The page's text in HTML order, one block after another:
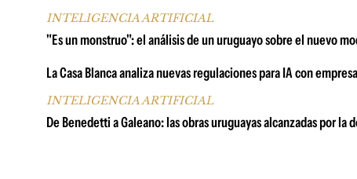
INTELIGENCIA ARTIFICIAL
"Es un monstruo": el análisis de un uruguayo sobre el nuevo
La Casa Blanca analiza nuevas regulaciones para IA con
INTELIGENCIA ARTIFICIAL
De Benedetti a Galeano: las obras uruguayas alcanzadas por